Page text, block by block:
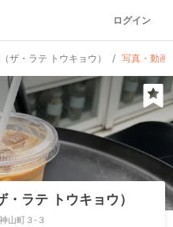
ログイン
ザ・ラテ トウキョウ） 写真・動画
ラテ トウキョウ）
山町３-３